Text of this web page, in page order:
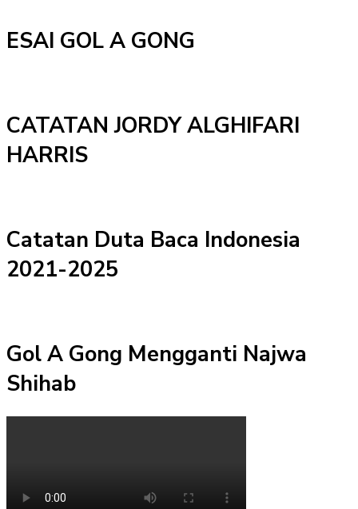
ESAI GOL A GONG
CATATAN JORDY ALGHIFARI
HARRIS
Catatan Duta Baca Indonesia
2021-2025
Gol A Gong Mengganti Najwa
Shihab